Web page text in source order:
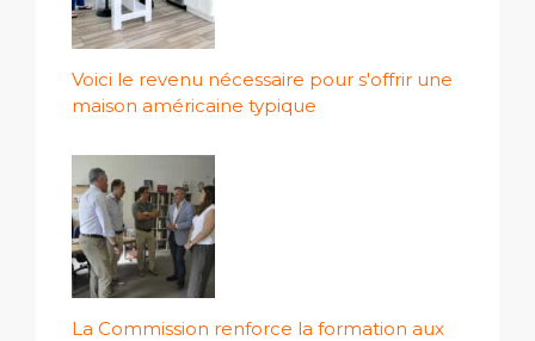
Voici le revenu nécessaire pour s'offrir une
maison américaine typique
La Commission renforce la formation aux